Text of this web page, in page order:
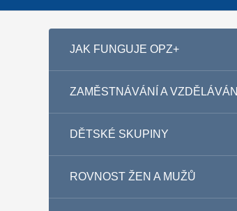
JAK FUNGUJE OPZ+
ZAMĚSTNÁVÁNÍ A VZDĚLÁVÁNÍ
DĚTSKÉ SKUPINY
ROVNOST ŽEN A MUŽŮ